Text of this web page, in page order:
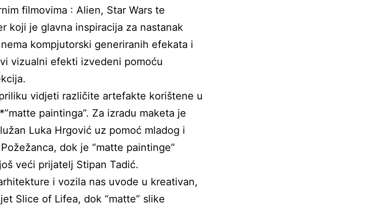
filmovima : Alien, Star Wars te
koji je glavna inspiracija za nastanak
kompjutorski generiranih efekata i
vizualni efekti izvedeni pomoću
vidjeti različite artefakte korištene u
paintinga”. Za izradu maketa je
Luka Hrgović uz pomoć mladog i
dok je “matte paintinge”
veći prijatelj Stipan Tadić.
i vozila nas uvode u kreativan,
Slice of Lifea, dok “matte” slike